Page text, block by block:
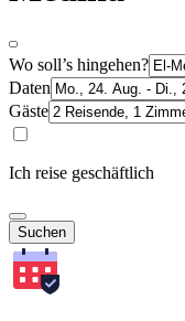
Wo soll’s hingehen?
Daten
Gäste
Ich reise geschäftlich
Suchen